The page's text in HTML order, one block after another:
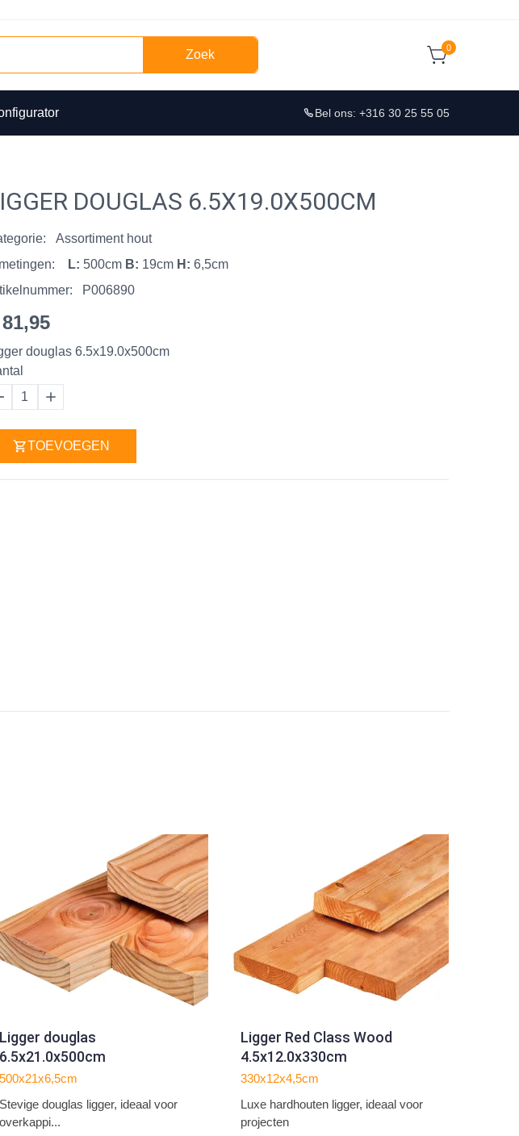
Zoek 0
Bel ons: +316 30 25 55 05
DOUGLAS 6.5X19.0X500CM
Assortiment hout
L: 500cm B: 19cm H: 6,5cm
P006890
douglas 6.5x19.0x500cm
1
TOEVOEGEN
Ligger douglas
6.5x21.0x500cm
500x21x6,5cm
Stevige douglas ligger, ideaal voor
overkappi...
Ligger Red Class Wood
4.5x12.0x330cm
330x12x4,5cm
Luxe hardhouten ligger, ideaal voor
projecten